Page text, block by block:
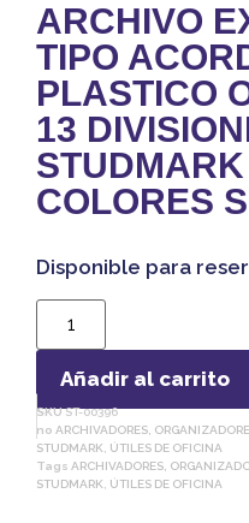
ARCHIVO
TIPO
PLASTICO
13
COLORES
Disponible para
Añadir al carrito
SKUST-00396
no ARCHIVADORES,
STUDMARK
ÚTILES DE OFICINA
Tags ARCHIVADORES,
STUDMARK
ÚTILES DE OFICINA